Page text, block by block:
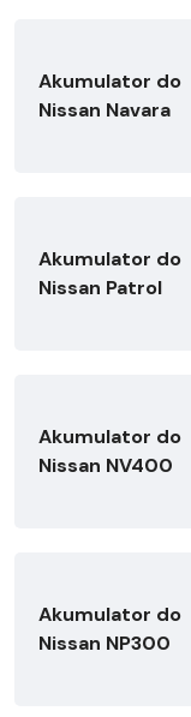
Akumulator do
Nissan Navara
Akumulator do
Nissan Patrol
Akumulator do
Nissan NV400
Akumulator do
Nissan NP300